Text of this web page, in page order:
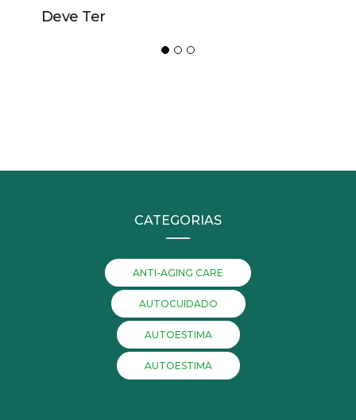
Deve Ter
CATEGORIAS
ANTI-AGING CARE
AUTOCUIDADO
AUTOESTIMA
AUTOESTIMA